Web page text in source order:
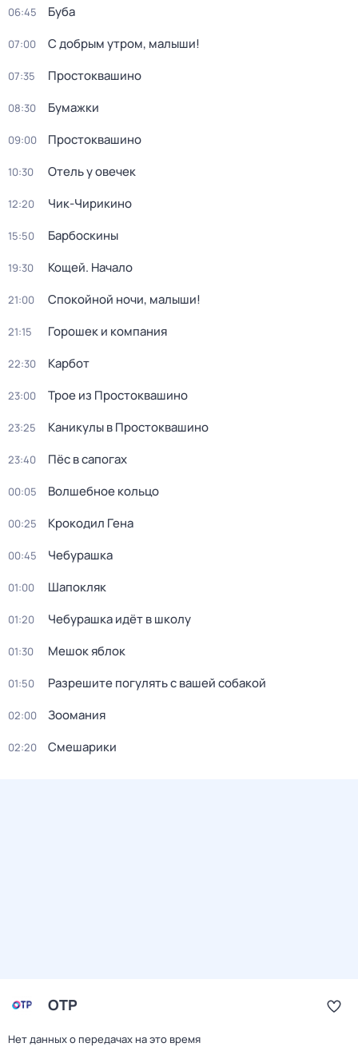
06:45 Буба
07:00 С добрым утром, малыши!
07:35 Простоквашино
08:30 Бумажки
09:00 Простоквашино
10:30 Отель у овечек
12:20 Чик-Чирикино
15:50 Барбоскины
19:30 Кощей. Начало
21:00 Спокойной ночи, малыши!
21:15 Горошек и компания
22:30 Карбот
23:00 Трое из Простоквашино
23:25 Каникулы в Простоквашино
23:40 Пёс в сапогах
00:05 Волшебное кольцо
00:25 Крокодил Гена
00:45 Чебурашка
01:00 Шапокляк
01:20 Чебурашка идёт в школу
01:30 Мешок яблок
01:50 Разрешите погулять с вашей собакой
02:00 Зоомания
02:20 Смешарики
ОТР
Нет данных о передачах на это время